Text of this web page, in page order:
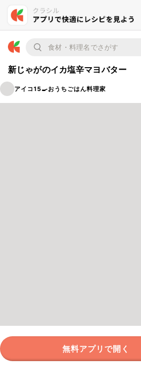
新じゃがのイカ塩辛マヨバター
アイコ15🍳おうちごはん料理家
無料アプリで開く